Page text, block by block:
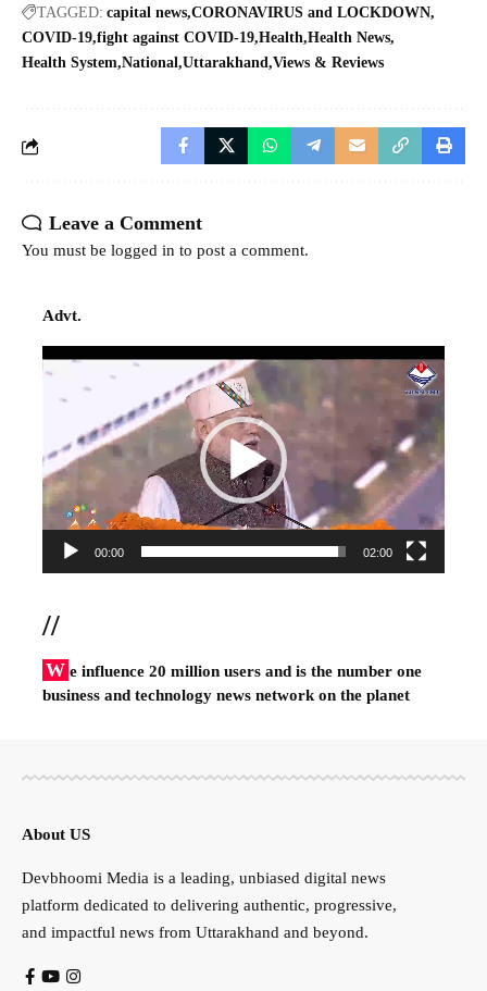
TAGGED: capital news CORONAVIRUS and LOCKDOWN
COVID-19 fight against COVID-19 Health Health News
Health System National Uttarakhand Views & Reviews
Leave a Comment
You must be logged in to post a comment.
Advt.
Video
00:00 02:00
//
W e influence 20 million users and is the number one
business and technology news network on the planet
About US
Devbhoomi Media is a leading, unbiased digital news
platform dedicated to delivering authentic, progressive,
and impactful news from Uttarakhand and beyond.